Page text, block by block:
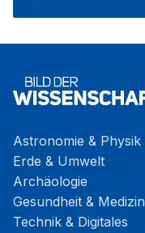
Astronomie & Physik
Erde & Umwelt
Archäologie
Gesundheit & Medizin
Technik & Digitales